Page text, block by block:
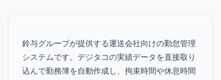
鈴与グループが提供する運送会社向けの勤怠管理
システムです。デジタコの実績データを直接取り
込んで勤務簿を自動作成し、拘束時間や休息時間